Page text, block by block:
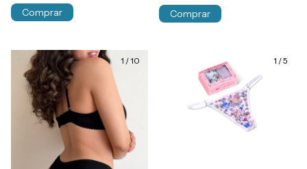
Comprar Comprar
1 /10 1 /5